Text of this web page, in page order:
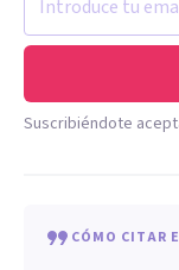
Suscribiéndote
CÓMO CITAR